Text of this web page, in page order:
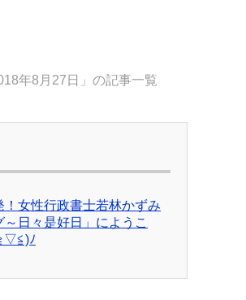
年8月27日」の記事一覧
！女性行政書士若林かずみ
～日々是好日」にようこ
ﾉ